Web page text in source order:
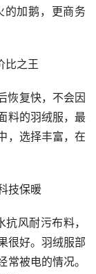
的加鹅，更商务
之王
复快，不会因
料的羽绒服，最
，选择丰富，在
技保暖
风耐污布料，
很好。羽绒服部
被电的情况。